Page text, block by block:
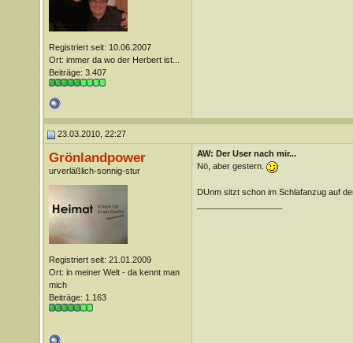
Registriert seit: 10.06.2007
Ort: immer da wo der Herbert ist...
Beiträge: 3.407
23.03.2010, 22:27
Grönlandpower
urverläßlich-sonnig-stur
Registriert seit: 21.01.2009
Ort: in meiner Welt - da kennt man
mich
Beiträge: 1.163
AW: Der User nach mir...
Nö, aber gestern.
DUnm sitzt schon im Schlafanzug auf